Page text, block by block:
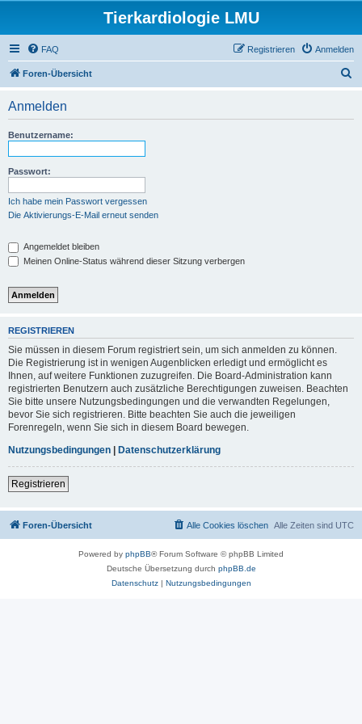
Tierkardiologie LMU
FAQ Anmelden
Registrieren
Foren-Übersicht
Anmelden
Benutzername:
Passwort:
Ich habe mein Passwort vergessen
Die Aktivierungs-E-Mail erneut senden
Angemeldet bleiben
Meinen Online-Status während dieser Sitzung verbergen
REGISTRIEREN
Sie müssen in diesem Forum registriert sein, um sich anmelden zu können.
Die Registrierung ist in wenigen Augenblicken erledigt und ermöglicht es
Ihnen, auf weitere Funktionen zuzugreifen. Die Board-Administration kann
registrierten Benutzern auch zusätzliche Berechtigungen zuweisen. Beachten
Sie bitte unsere Nutzungsbedingungen und die verwandten Regelungen,
bevor Sie sich registrieren. Bitte beachten Sie auch die jeweiligen
Forenregeln, wenn Sie sich in diesem Board bewegen.
Nutzungsbedingungen | Datenschutzerklärung
Registrieren
Foren-Übersicht Alle Zeiten sind UTC
Alle Cookies löschen
Powered by phpBB® Forum Software © phpBB Limited
Deutsche Übersetzung durch phpBB.de
Datenschutz| Nutzungsbedingungen